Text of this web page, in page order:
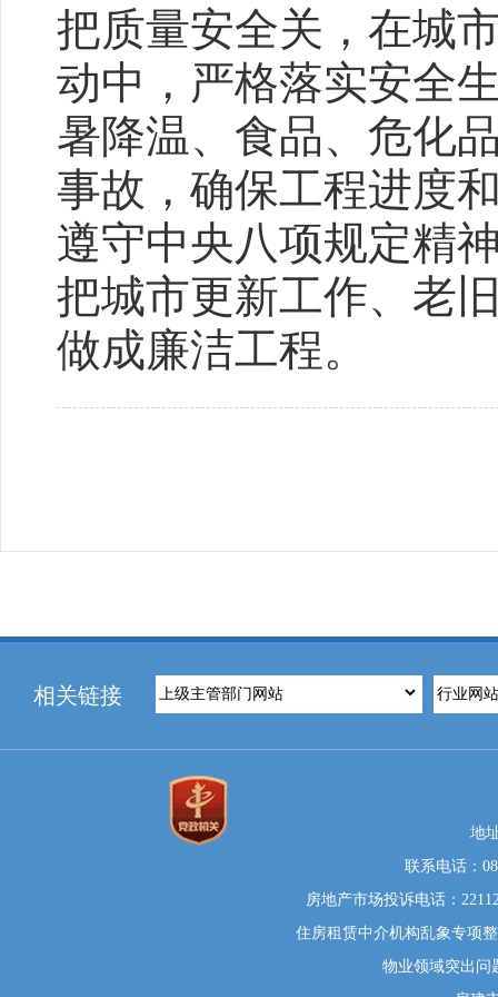
把质量安全关，在城
动中，严格落实安全
暑降温、食品、危化
事故，确保工程进度
遵守中央八项规定精
把城市更新工作、老
做成廉洁工程。
相关链接
地
联系电话：
房地产市场投诉电话：
住房租赁中介机构乱象专项
物业领域突出问